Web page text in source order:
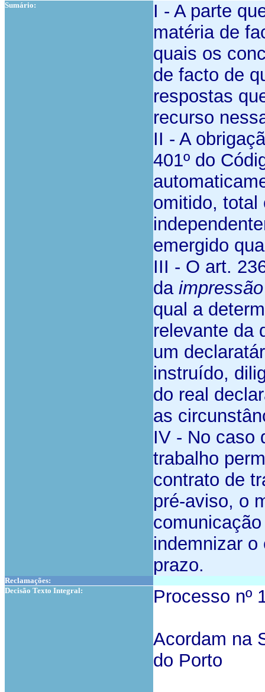
Sumário:
I - A parte
matéria de
quais os
de facto de
respostas
recurso
II - A
401º do
omitido, total
emergido
III - O art.
da
qual a
relevante da
um
instruído,
do real
as
IV - No caso
trabalho
contrato de
pré-aviso, o
indemnizar o
prazo.
Reclamações:
Decisão Texto Integral:
Processo nº
Acordam na
do Porto